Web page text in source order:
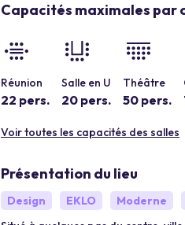
Capacités maximales par
Réunion
22 pers.
Salle en U
20 pers.
Théâtre
50 pers.
Voir toutes les capacités des salles
Présentation du lieu
Design EKLO Moderne